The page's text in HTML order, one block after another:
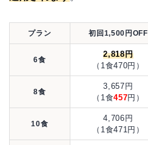
プラン 初回1,500円OFF
6食
2,818円
（1食470円）
8食
3,657円
（1食457円）
10食
4,706円
（1食471円）